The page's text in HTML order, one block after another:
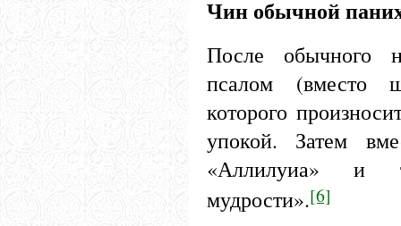
Чин обычной
После обычного
псалом (вместо
которого
упокой. Затем
«Аллилуиа» и
мудрости».[6]